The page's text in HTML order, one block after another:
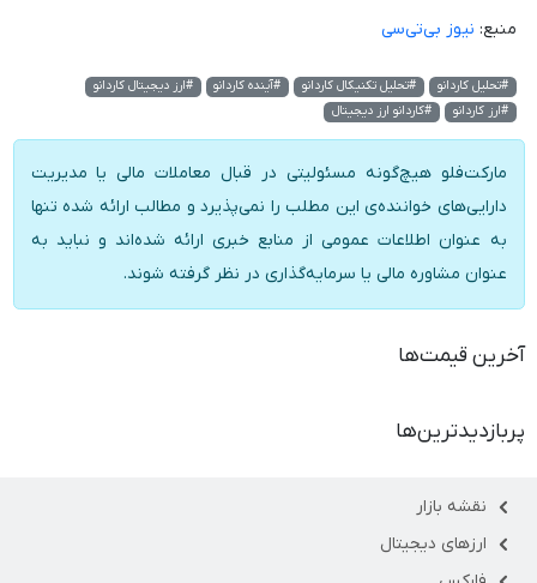
منبع: نیوز بی‌تی‌سی
#تحلیل کاردانو #تحلیل تکنیکال کاردانو #آینده کاردانو
#ارز دیجیتال کاردانو
#ارز کاردانو
#کاردانو ارز دیجیتال
مارکت‌فلو هیچ‌گونه مسئولیتی در قبال معاملات مالی یا مدیریت
دارایی‌های خواننده‌ی این مطلب را نمی‌پذیرد و مطالب ارائه شده تنها
به عنوان اطلاعات عمومی از منابع خبری ارائه شده‌اند و نباید به
عنوان مشاوره مالی یا سرمایه‌گذاری در نظر گرفته شوند.
آخرین قیمت‌ها
پربازدیدترین‌ها
نقشه بازار
ارزهای دیجیتال